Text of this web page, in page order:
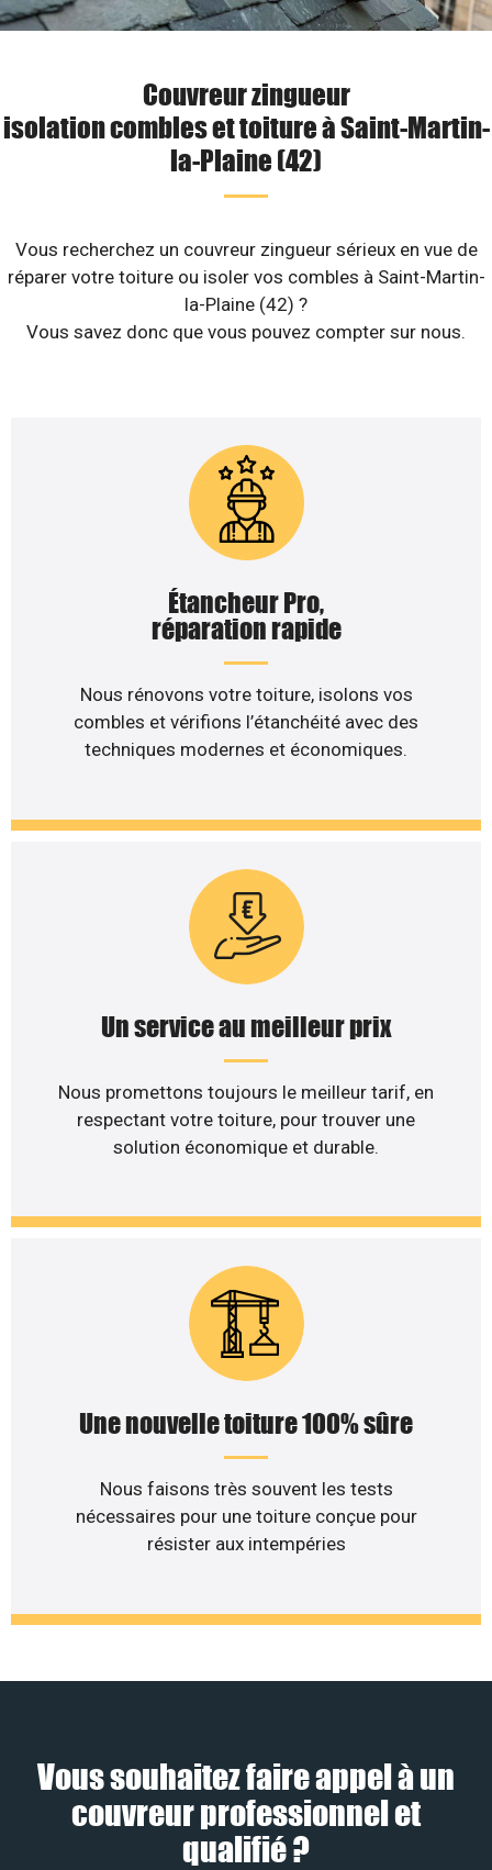
Couvreur zingueur
isolation combles et toiture à Saint-Martin-
la-Plaine (42)
Vous recherchez un couvreur zingueur sérieux en vue de
réparer votre toiture ou isoler vos combles à Saint-Martin-
la-Plaine (42) ?
Vous savez donc que vous pouvez compter sur nous.
Étancheur Pro,
réparation rapide
Nous rénovons votre toiture, isolons vos
combles et vérifions l’étanchéité avec des
techniques modernes et économiques.
Un service au meilleur prix
Nous promettons toujours le meilleur tarif, en
respectant votre toiture, pour trouver une
solution économique et durable.
Une nouvelle toiture 100% sûre
Nous faisons très souvent les tests
nécessaires pour une toiture conçue pour
résister aux intempéries
Vous souhaitez faire appel à un
couvreur professionnel et
qualifié ?